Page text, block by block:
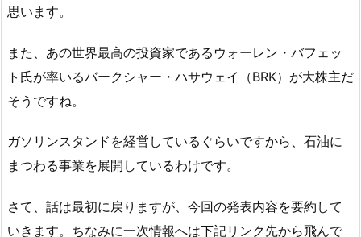
思います。
また、あの世界最高の投資家であるウォーレン・バフェッ
ト氏が率いるバークシャー・ハサウェイ（BRK）が大株主だ
そうですね。
ガソリンスタンドを経営しているぐらいですから、石油に
まつわる事業を展開しているわけです。
さて、話は最初に戻りますが、今回の発表内容を要約して
いきます。ちなみに一次情報へは下記リンク先から飛んで